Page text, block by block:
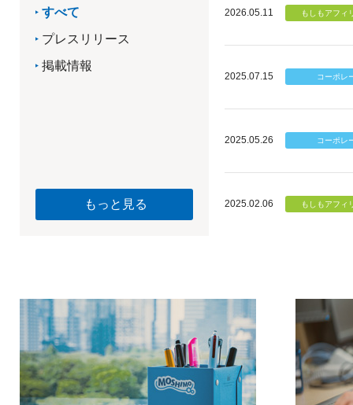
すべて
プレスリリース
掲載情報
もっと見る
2026.05.11
2025.07.15
2025.05.26
2025.02.06
個のチ